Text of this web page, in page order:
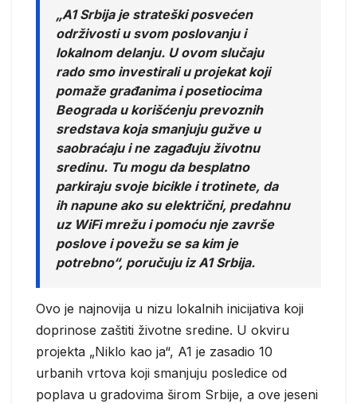
„A1 Srbija je strateški posvećen
održivosti u svom poslovanju i
lokalnom delanju. U ovom slučaju
rado smo investirali u projekat koji
pomaže građanima i posetiocima
Beograda u korišćenju prevoznih
sredstava koja smanjuju gužve u
saobraćaju i ne zagađuju životnu
sredinu. Tu mogu da besplatno
parkiraju svoje bicikle i trotinete, da
ih napune ako su električni, predahnu
uz WiFi mrežu i pomoću nje završe
poslove i povežu se sa kim je
potrebno“, poručuju iz A1 Srbija.
Ovo je najnovija u nizu lokalnih inicijativa koji
doprinose zaštiti životne sredine. U okviru
projekta „Niklo kao ja“, A1 je zasadio 10
urbanih vrtova koji smanjuju posledice od
poplava u gradovima širom Srbije, a ove jeseni